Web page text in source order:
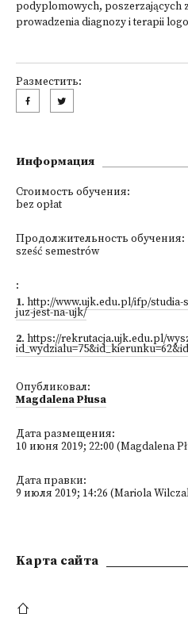
podyplomowych, poszerzających
prowadzenia diagnozy i terapii
Разместить:
Информация
Стоимость обучения:
bez opłat
Продолжительность обучения:
sześć semestrów
:
1. http://www.ujk.edu.pl/ifp/studia-
juz-jest-na-ujk/
2. https://rekrutacja.ujk.edu.pl/
Опубликовал:
Magdalena Płusa
Дата размещения:
10 июня 2019; 22:00 (Magdalena
Дата правки:
9 июля 2019; 14:26 (Mariola
Kарта сайта